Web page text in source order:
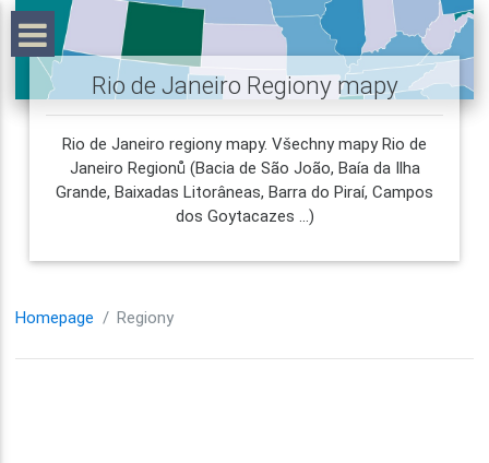
Rio de Janeiro Regiony mapy
Rio de Janeiro regiony mapy. Všechny mapy Rio de
Janeiro Regionů (Bacia de São João, Baía da Ilha
Grande, Baixadas Litorâneas, Barra do Piraí, Campos
dos Goytacazes ...)
Homepage Regiony